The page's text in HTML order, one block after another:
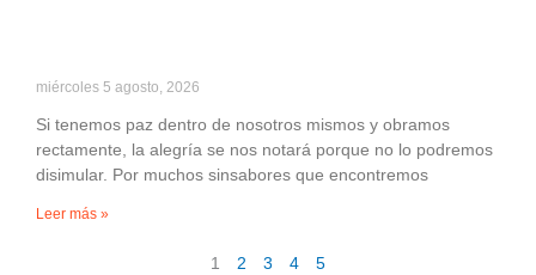
miércoles 5 agosto, 2026
Si tenemos paz dentro de nosotros mismos y obramos
rectamente, la alegría se nos notará porque no lo podremos
disimular. Por muchos sinsabores que encontremos
Leer más »
1 2 3 4 5